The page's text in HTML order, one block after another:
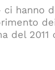
hanno
del